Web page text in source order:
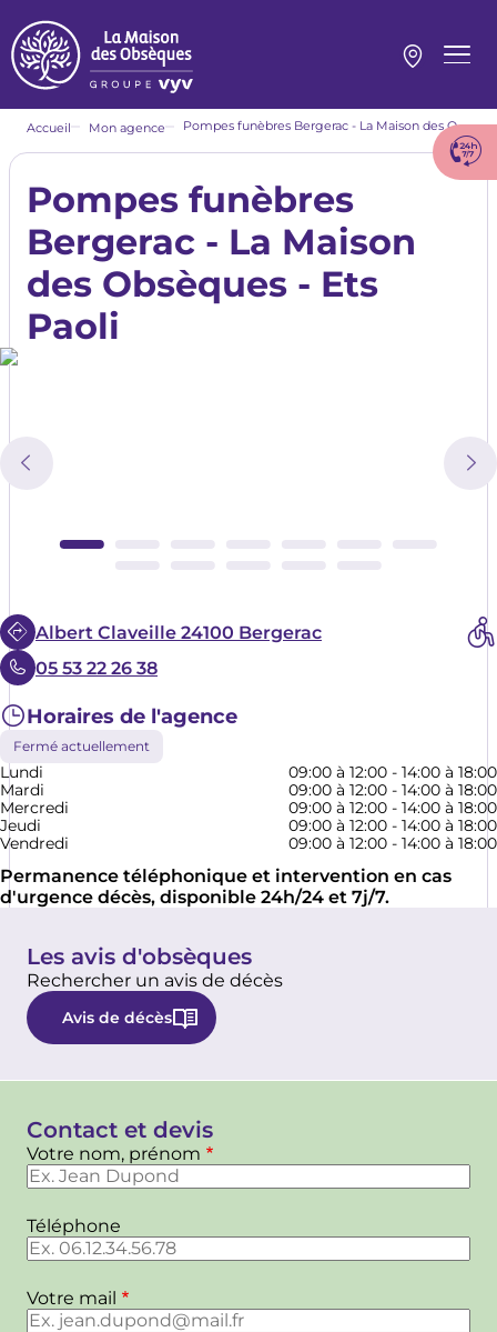
au
contenu
principal
Menu
Fil
Accueil Mon agence Pompes funèbres Bergerac - La Maison des Obsèques - Ets Paoli
Pompes funèbres
Bergerac - La Maison
des Obsèques - Ets
Paoli
Albert Claveille 24100 Bergerac
05 53 22 26 38
Horaires de l'agence
Fermé actuellement
Lundi
09:00 à 12:00 - 14:00 à 18:00
Mardi
09:00 à 12:00 - 14:00 à 18:00
Mercredi
09:00 à 12:00 - 14:00 à 18:00
Jeudi
09:00 à 12:00 - 14:00 à 18:00
Vendredi
09:00 à 12:00 - 14:00 à 18:00
Permanence téléphonique et intervention en cas
d'urgence décès, disponible 24h/24 et 7j/7.
Les avis d'obsèques
Rechercher un avis de décès
Avis de décès
Contact et devis
Votre nom, prénom
Téléphone
Votre mail